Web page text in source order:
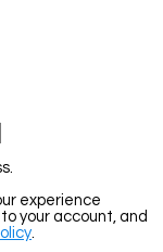
experience
your account, and
.